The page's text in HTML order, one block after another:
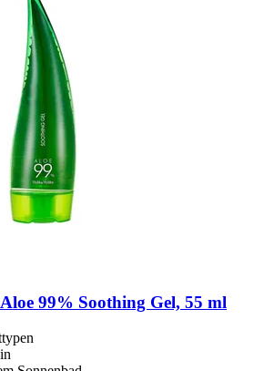
Aloe 99% Soothing Gel, 55 ml